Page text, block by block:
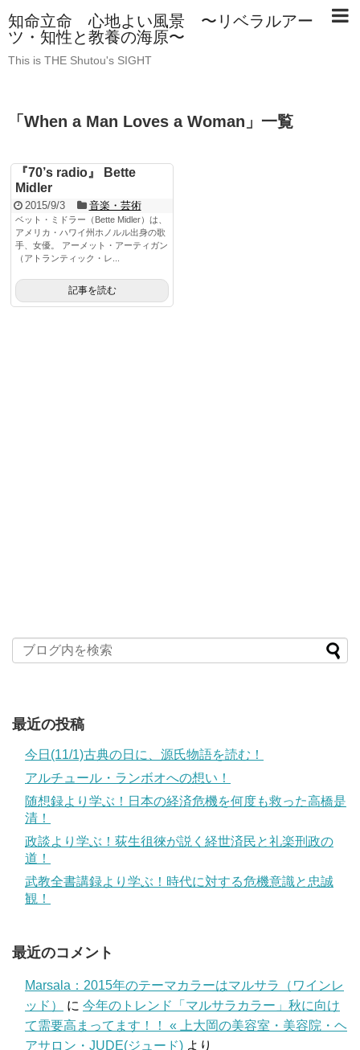
知命立命 心地よい風景 〜リベラルアー
ツ・知性と教養の海原〜
This is THE Shutou's SIGHT
「 When a Man Loves a Woman 」 一覧
『70’s radio』 Bette
Midler
2015/9/3 音楽・芸術
ベット・ミドラー（Bette Midler）は、
アメリカ・ハワイ州ホノルル出身の歌
手、女優。 アーメット・アーティガン
（アトランティック・レ...
記事を読む
最近の投稿
今日(11/1)古典の日に、源氏物語を読む！
アルチュール・ランボオへの想い！
随想録より学ぶ！日本の経済危機を何度も救った高橋是
清！
政談より学ぶ！荻生徂徠が説く経世済民と礼楽刑政の
道！
武教全書講録より学ぶ！時代に対する危機意識と忠誠
観！
最近のコメント
Marsala：2015年のテーマカラーはマルサラ（ワインレ
ッド）
に 今年のトレンド「マルサラカラー」秋に向け
て需要高まってます！！ « 上大岡の美容室・美容院・ヘ
アサロン・JUDE(ジュード) より